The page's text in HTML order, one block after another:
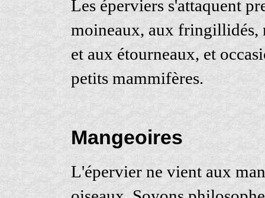
Les éperviers s'attaquent
moineaux, aux fringillidés,
et aux étourneaux, et
petits mammifères.
Mangeoires
L'épervier ne vient aux